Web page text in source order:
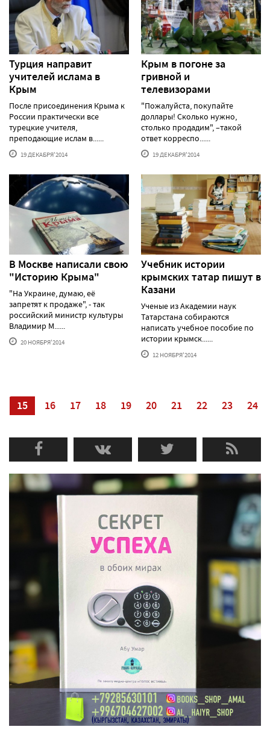
Турция направит
учителей ислама в
Крым
После присоединения Крыма к
России практически все
турецкие учителя,
преподающие ислам в......
19 ДЕКАБРЯ'2014
Крым в погоне за
гривной и
телевизорами
"Пожалуйста, покупайте
доллары! Сколько нужно,
столько продадим", –такой
ответ корреспо......
19 ДЕКАБРЯ'2014
В Москве написали свою
"Историю Крыма"
"На Украине, думаю, её
запретят к продаже", - так
российский министр культуры
Владимир М......
20 НОЯБРЯ'2014
Учебник истории
крымских татар пишут в
Казани
Ученые из Академии наук
Татарстана собираются
написать учебное пособие по
истории крымск......
12 НОЯБРЯ'2014
15 16 17 18 19 20 21 22 23 24